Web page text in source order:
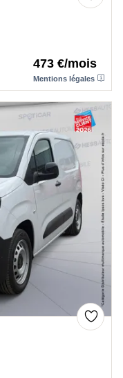
473 €/mois
Mentions légales